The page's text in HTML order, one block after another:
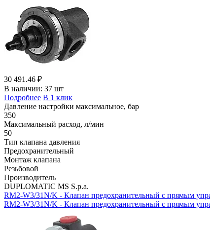
30 491.46 ₽
В наличии: 37 шт
Подробнее В 1 клик
Давление настройки максимальное, бар
350
Максимальный расход, л/мин
50
Тип клапана давления
Предохранительный
Монтаж клапана
Резьбовой
Производитель
DUPLOMATIC MS S.p.a.
RM2-W3/31N/K - Клапан предохранительный с прямым
RM2-W3/31N/K - Клапан предохранительный с прямым